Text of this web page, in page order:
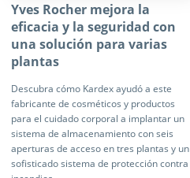
Yves Rocher mejora la
eficacia y la seguridad con
una solución para varias
plantas
Descubra cómo Kardex ayudó a este
fabricante de cosméticos y productos
para el cuidado corporal a implantar un
sistema de almacenamiento con seis
aperturas de acceso en tres plantas y un
sofisticado sistema de protección contra